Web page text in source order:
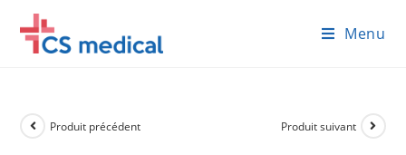
content
Menu
Produit précédent Produit suivant